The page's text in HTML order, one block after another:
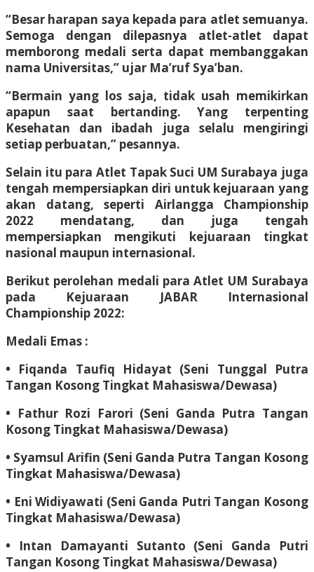
“Besar harapan saya kepada para atlet semuanya.
Semoga dengan dilepasnya atlet-atlet dapat
memborong medali serta dapat membanggakan
nama Universitas,” ujar Ma’ruf Sya’ban.
“Bermain yang los saja, tidak usah memikirkan
apapun saat bertanding. Yang terpenting
Kesehatan dan ibadah juga selalu mengiringi
setiap perbuatan,” pesannya.
Selain itu para Atlet Tapak Suci UM Surabaya juga
tengah mempersiapkan diri untuk kejuaraan yang
akan datang, seperti Airlangga Championship
2022 mendatang, dan juga tengah
mempersiapkan mengikuti kejuaraan tingkat
nasional maupun internasional.
Berikut perolehan medali para Atlet UM Surabaya
pada Kejuaraan JABAR Internasional
Championship 2022:
Medali Emas :
• Fiqanda Taufiq Hidayat (Seni Tunggal Putra
Tangan Kosong Tingkat Mahasiswa/Dewasa)
• Fathur Rozi Farori (Seni Ganda Putra Tangan
Kosong Tingkat Mahasiswa/Dewasa)
• Syamsul Arifin (Seni Ganda Putra Tangan Kosong
Tingkat Mahasiswa/Dewasa)
• Eni Widiyawati (Seni Ganda Putri Tangan Kosong
Tingkat Mahasiswa/Dewasa)
• Intan Damayanti Sutanto (Seni Ganda Putri
Tangan Kosong Tingkat Mahasiswa/Dewasa)